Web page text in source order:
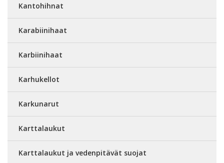
Kantohihnat
Karabiinihaat
Karbiinihaat
Karhukellot
Karkunarut
Karttalaukut
Karttalaukut ja vedenpitävät suojat